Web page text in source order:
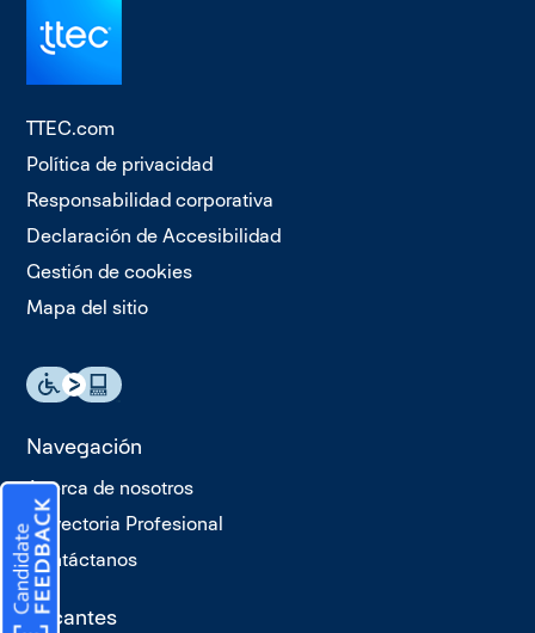
TTEC.com
Política de privacidad
Responsabilidad corporativa
Declaración de Accesibilidad
Gestión de cookies
Mapa del sitio
Navegación
Acerca de nosotros
Trayectoria Profesional
Contáctanos
Vacantes